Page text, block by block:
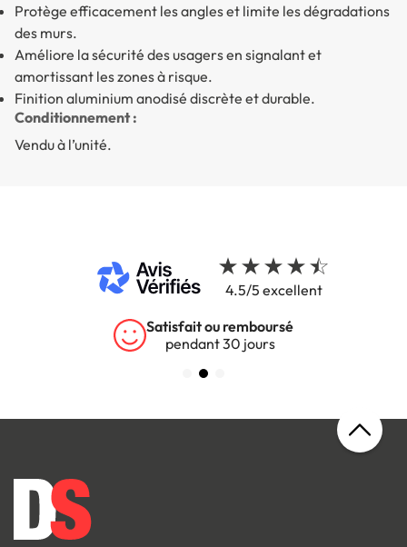
Protège efficacement les angles et limite les dégradations
des murs.
Améliore la sécurité des usagers en signalant et
amortissant les zones à risque.
Finition aluminium anodisé discrète et durable.
Conditionnement :
Vendu à l’unité.
4.5/5 excellent
Satisfait ou remboursé
pendant 30 jours